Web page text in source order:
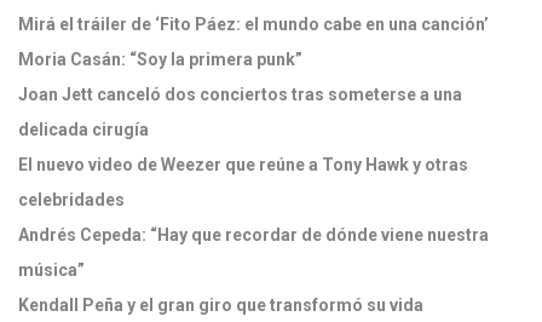
Mirá el tráiler de ‘Fito Páez: el mundo cabe en una canción’
Moria Casán: “Soy la primera punk”
Joan Jett canceló dos conciertos tras someterse a una
delicada cirugía
El nuevo video de Weezer que reúne a Tony Hawk y otras
celebridades
Andrés Cepeda: “Hay que recordar de dónde viene nuestra
música”
Kendall Peña y el gran giro que transformó su vida